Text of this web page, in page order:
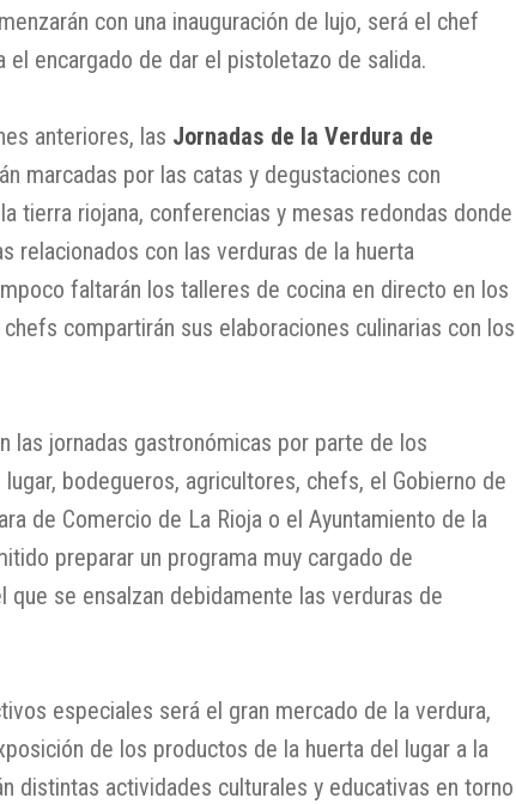
con una inauguración de lujo, será el chef
el encargado de dar el pistoletazo de salida.
anteriores, las Jornadas de la Verdura de
marcadas por las catas y degustaciones con
tierra riojana, conferencias y mesas redondas donde
relacionados con las verduras de la huerta
faltarán los talleres de cocina en directo en los
compartirán sus elaboraciones culinarias con los
las jornadas gastronómicas por parte de los
bodegueros, agricultores, chefs, el Gobierno de
de Comercio de La Rioja o el Ayuntamiento de la
preparar un programa muy cargado de
que se ensalzan debidamente las verduras de
especiales será el gran mercado de la verdura,
de los productos de la huerta del lugar a la
distintas actividades culturales y educativas en torno